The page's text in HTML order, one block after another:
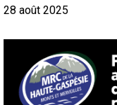
28 août 2025